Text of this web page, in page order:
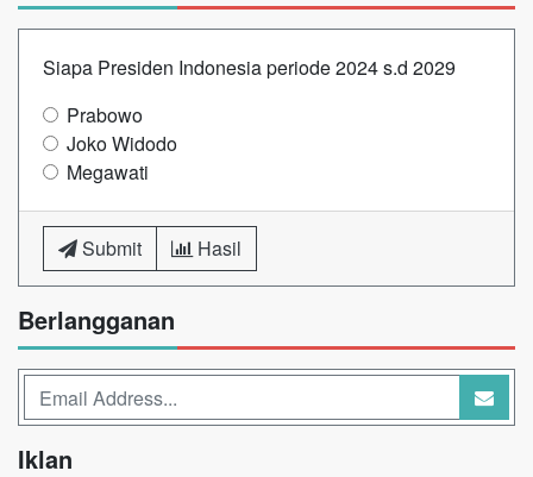
Siapa Presiden Indonesia periode 2024 s.d 2029
Prabowo
Joko Widodo
Megawati
Submit Hasil
Berlangganan
Iklan